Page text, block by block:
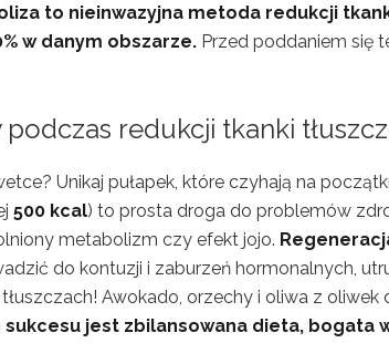
to nieinwazyjna metoda redukcji
w danym obszarze. Przed poddaniem się
podczas redukcji tkanki
Unikaj pułapek, które czyhają na
500 kcal) to prosta droga do problemów
metabolizm czy efekt jojo.
do kontuzji i zaburzeń hormonalnych,
Awokado, orzechy i oliwa z oliwek
jest zbilansowana dieta, bogata